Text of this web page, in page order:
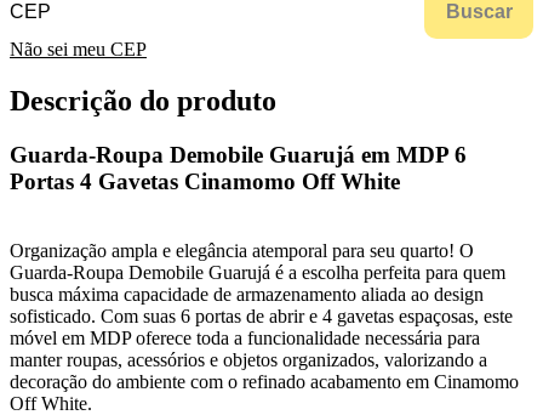
Buscar
Não sei meu CEP
Descrição do produto
Guarda-Roupa Demobile Guarujá em MDP 6
Portas 4 Gavetas Cinamomo Off White
Organização ampla e elegância atemporal para seu quarto! O
Guarda-Roupa Demobile Guarujá é a escolha perfeita para quem
busca máxima capacidade de armazenamento aliada ao design
sofisticado. Com suas 6 portas de abrir e 4 gavetas espaçosas, este
móvel em MDP oferece toda a funcionalidade necessária para
manter roupas, acessórios e objetos organizados, valorizando a
decoração do ambiente com o refinado acabamento em Cinamomo
Off White.